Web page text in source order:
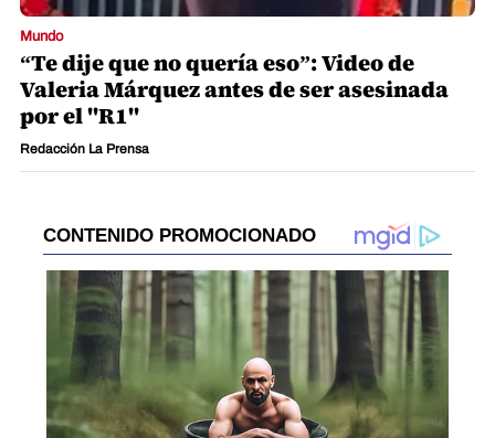
Mundo
“Te dije que no quería eso”: Video de
Valeria Márquez antes de ser asesinada
por el "R1"
Redacción La Prensa